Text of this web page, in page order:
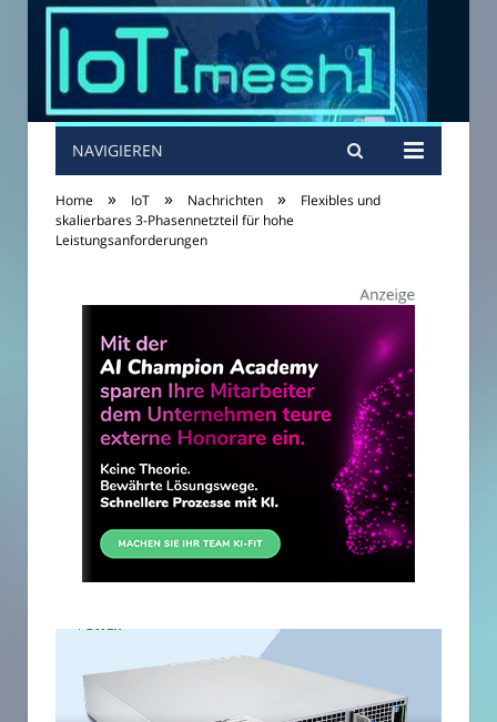
NAVIGIEREN
Home » IoT » Nachrichten »
Flexibles und
skalierbares 3-Phasennetzteil für hohe
Leistungsanforderungen